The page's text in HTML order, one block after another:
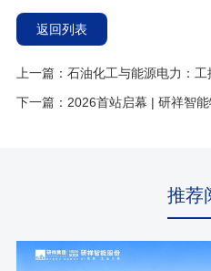
返回列表
下一篇：2026首站启幕 | 研祥智
推荐